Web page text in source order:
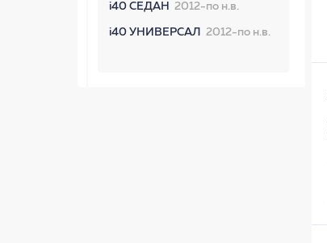
i40 СЕДАН 2012-по н.в.
i40 УНИВЕРСАЛ 2012-по н.в.